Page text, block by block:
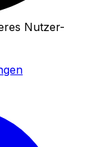
Nutzer-